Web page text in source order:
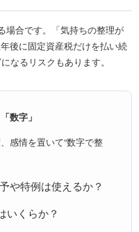
場合です。「気持ちの整理が
後に固定資産税だけを払い続
になるリスクもあります。
数字」
感情を置いて“数字で整
や特例は使えるか？
いくらか？